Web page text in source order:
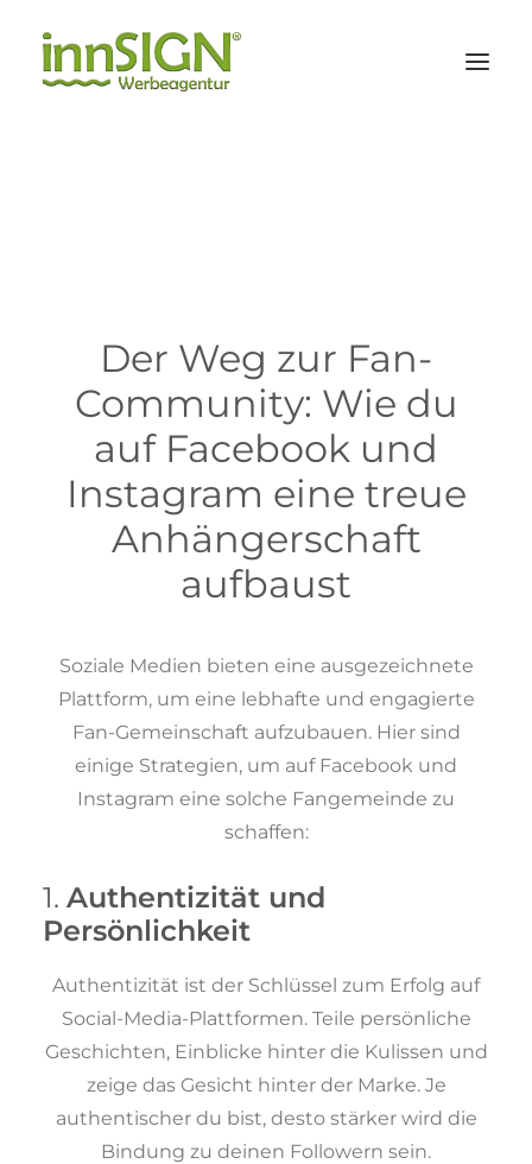
KONTAKT
Suche
Der Weg zur Fan-
Community: Wie du
auf Facebook und
Instagram eine treue
Anhängerschaft
aufbaust
Soziale Medien bieten eine ausgezeichnete
Plattform, um eine lebhafte und engagierte
Fan-Gemeinschaft aufzubauen. Hier sind
einige Strategien, um auf Facebook und
Instagram eine solche Fangemeinde zu
schaffen:
1. Authentizität und
Persönlichkeit
Authentizität ist der Schlüssel zum Erfolg auf
Social-Media-Plattformen. Teile persönliche
Geschichten, Einblicke hinter die Kulissen und
zeige das Gesicht hinter der Marke. Je
authentischer du bist, desto stärker wird die
Bindung zu deinen Followern sein.